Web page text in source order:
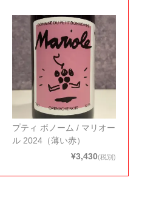
プティ ボノーム / マリオー
ル 2024（薄い赤）
¥3,430(税別)